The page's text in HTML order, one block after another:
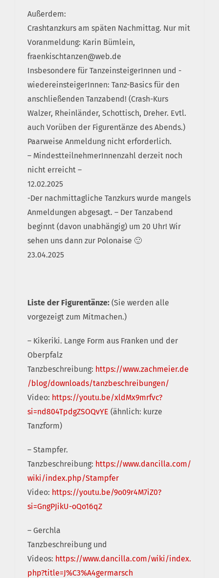
Außerdem:
Crashtanzkurs am späten Nachmittag. Nur mit
Voranmeldung: Karin Bümlein,
fraenkischtanzen@web.de
Insbesondere für TanzeinsteigerInnen und -
wiedereinsteigerInnen: Tanz-Basics für den
anschließenden Tanzabend! (Crash-Kurs
Walzer, Rheinländer, Schottisch, Dreher. Evtl.
auch Vorüben der Figurentänze des Abends.)
Paarweise Anmeldung nicht erforderlich.
– MindestteilnehmerInnenzahl derzeit noch
nicht erreicht –
12.02.2025
-Der nachmittagliche Tanzkurs wurde mangels
Anmeldungen abgesagt. – Der Tanzabend
beginnt (davon unabhängig) um 20 Uhr! Wir
sehen uns dann zur Polonaise 🙂
23.04.2025
Liste der Figurentänze: (Sie werden alle
vorgezeigt zum Mitmachen.)
– Kikeriki. Lange Form aus Franken und der
Oberpfalz
Tanzbeschreibung: https://www.zachmeier.de
/blog/downloads/tanzbeschreibungen/
Video: https://youtu.be/xldMx9mrfvc?
si=nd804TpdgZSOQvYE (ähnlich: kurze
Tanzform)
– Stampfer.
Tanzbeschreibung: https://www.dancilla.com/
wiki/index.php/Stampfer
Video: https://youtu.be/9o09r4M7iZ0?
si=GngPJikU-oQo16qZ
– Gerchla
Tanzbeschreibung und
Videos: https://www.dancilla.com/wiki/index.
php?title=J%C3%A4germarsch